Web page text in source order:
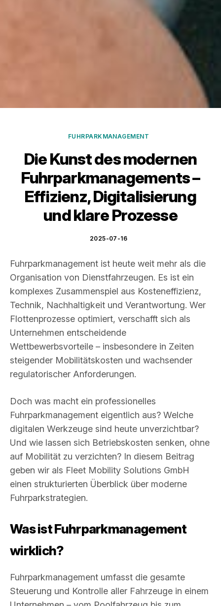
FUHRPARKMANAGEMENT
Die Kunst des modernen
Fuhrparkmanagements –
Effizienz, Digitalisierung
und klare Prozesse
2025-07-16
Fuhrparkmanagement ist heute weit mehr als die
Organisation von Dienstfahrzeugen. Es ist ein
komplexes Zusammenspiel aus Kosteneffizienz,
Technik, Nachhaltigkeit und Verantwortung. Wer
Flottenprozesse optimiert, verschafft sich als
Unternehmen entscheidende
Wettbewerbsvorteile – insbesondere in Zeiten
steigender Mobilitätskosten und wachsender
regulatorischer Anforderungen.
Doch was macht ein professionelles
Fuhrparkmanagement eigentlich aus? Welche
digitalen Werkzeuge sind heute unverzichtbar?
Und wie lassen sich Betriebskosten senken, ohne
auf Mobilität zu verzichten? In diesem Beitrag
geben wir als Fleet Mobility Solutions GmbH
einen strukturierten Überblick über moderne
Fuhrparkstrategien.
Was ist Fuhrparkmanagement
wirklich?
Fuhrparkmanagement umfasst die gesamte
Steuerung und Kontrolle aller Fahrzeuge in einem